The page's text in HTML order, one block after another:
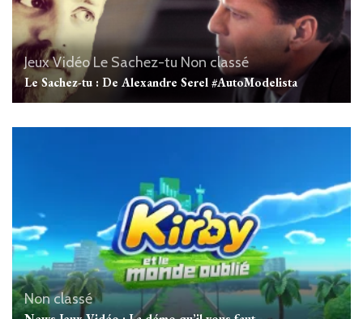
Jeux Vidéo Le Sachez-tu Non classé
Le Sachez-tu : De Alexandre Serel #AutoModelista
Non classé